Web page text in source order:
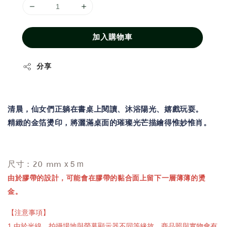
加入購物車
分享
清晨，仙女們正躺在書桌上閱讀、沐浴陽光、嬉戲玩耍。
精緻的金箔燙印，將灑滿桌面的璀璨光芒描繪得惟妙惟肖。
尺寸：20 mmx 5 m
由於膠帶的設計，可能會在膠帶的黏合面上留下一層薄薄的燙
金。
【注意事項】